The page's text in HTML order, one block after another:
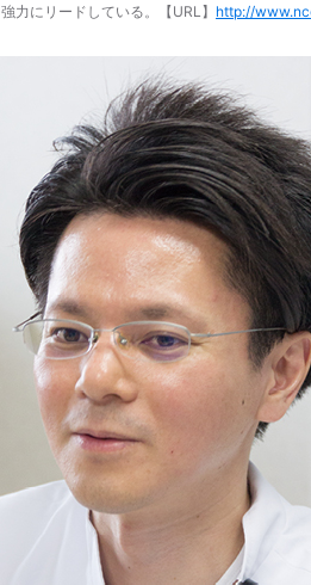
力にリードしている。【URL】 http://